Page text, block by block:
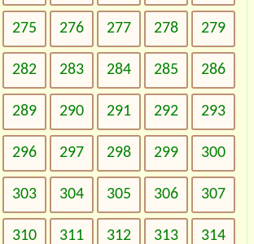
275 276 277 278 279
282 283 284 285 286
289 290 291 292 293
296 297 298 299 300
303 304 305 306 307
310 311 312 313 314